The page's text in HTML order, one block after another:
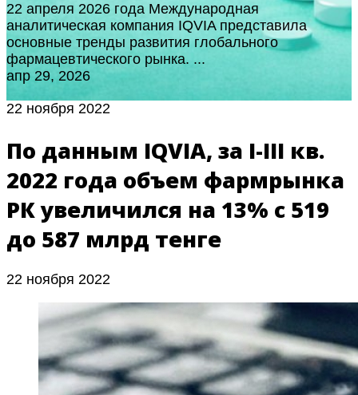
22 апреля 2026 года Международная
аналитическая компания IQVIA представила
основные тренды развития глобального
фармацевтического рынка. ...
апр 29, 2026
22 ноября 2022
По данным IQVIA, за I-III кв.
2022 года объем фармрынка
РК увеличился на 13% с 519
до 587 млрд тенге
22 ноября 2022